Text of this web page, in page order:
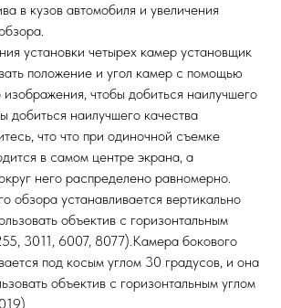
в кузов автомобиля и увеличения
установки четырех камер установщик
положение и угол камер с помощью
изображения, чтобы добиться наилучшего
добиться наилучшего качества
что что при одиночной съемке
в самом центре экрана, а
него распределено равномерно.
обзора устанавливается вертикально
объектив с горизонтальным
3011, 6007, 8077).Камера бокового
под косым углом 30 градусов, и она
объектив с горизонтальным углом